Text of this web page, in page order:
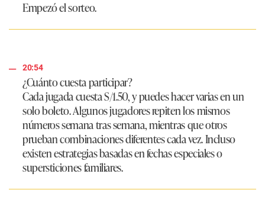
Empezó el sorteo.
20:54
¿Cuánto cuesta participar?
Cada jugada cuesta S/1.50, y puedes hacer varias en un
solo boleto. Algunos jugadores repiten los mismos
números semana tras semana, mientras que otros
prueban combinaciones diferentes cada vez. Incluso
existen estrategias basadas en fechas especiales o
supersticiones familiares.